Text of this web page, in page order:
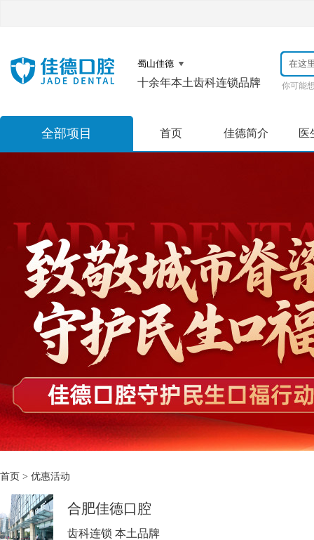
十余年本土齿科连锁品牌 你可能
全部项目 首页 佳德简介 医
首页 > 优惠活动
合肥佳德口腔
齿科连锁 本土品牌